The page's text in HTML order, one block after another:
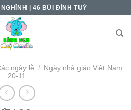
| 46 BÙI ĐÌNH TUÝ
ngày lễ / Ngày nhà giáo Việt Nam
20-11